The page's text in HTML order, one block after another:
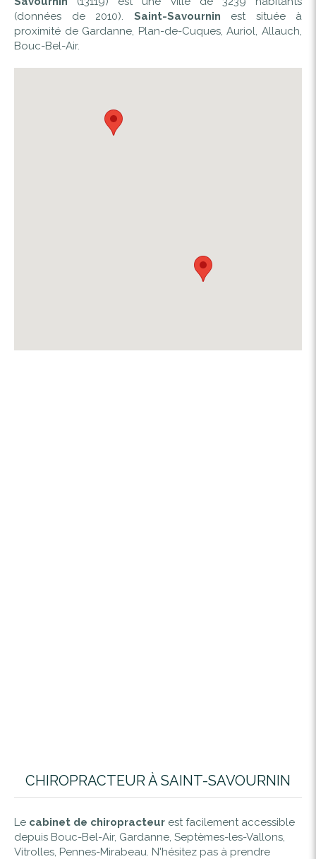
(données de 2010). Saint-Savournin est située à
proximité de Gardanne, Plan-de-Cuques, Auriol, Allauch,
Bouc-Bel-Air.
CHIROPRACTEUR À SAINT-SAVOURNIN
Le cabinet de chiropracteur est facilement accessible
depuis Bouc-Bel-Air, Gardanne, Septèmes-les-Vallons,
Vitrolles, Pennes-Mirabeau. N'hésitez pas à prendre